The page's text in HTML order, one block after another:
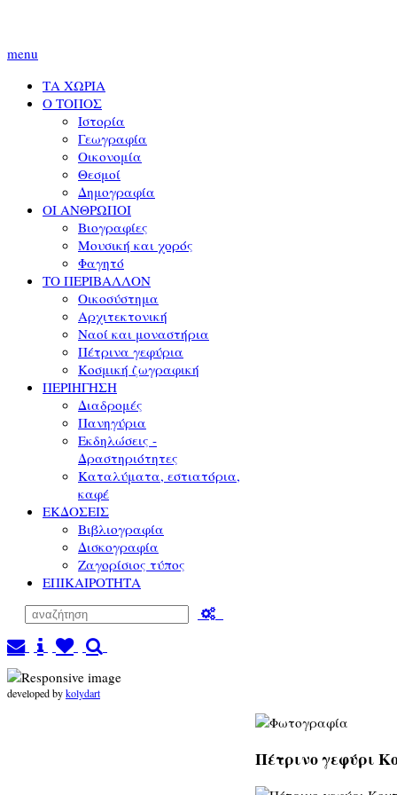
menu
ΤΑ ΧΩΡΙΑ
Ο ΤΟΠΟΣ
Ιστορία
Γεωγραφία
Οικονομία
Θεσμοί
Δημογραφία
ΟΙ ΑΝΘΡΩΠΟΙ
Βιογραφίες
Μουσική και χορός
Φαγητό
ΤΟ ΠΕΡΙΒΑΛΛΟΝ
Οικοσύστημα
Αρχιτεκτονική
Ναοί και μοναστήρια
Πέτρινα γεφύρια
Κοσμική ζωγραφική
ΠΕΡΙΗΓΗΣΗ
Διαδρομές
Πανηγύρια
Εκδηλώσεις -
Δραστηριότητες
Καταλύματα, εστιατόρια,
καφέ
ΕΚΔΟΣΕΙΣ
Βιβλιογραφία
Δισκογραφία
Ζαγορίσιος τύπος
ΕΠΙΚΑΙΡΟΤΗΤΑ
developed bykolydart
Πέτρινο γεφύρι